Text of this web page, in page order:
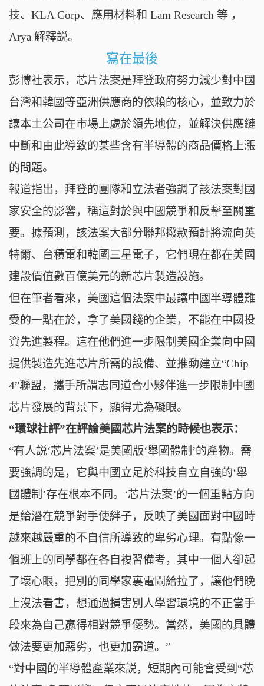
技、KLA Corp、應用材料和 Lam Research 等 ，
Arya 解釋説。
寫在最後
彭博社表示，芯片法案是拜登政府努力減少對中國
台灣和韓國等亞洲供應商的依賴的核心，並致力於
讓本土公司在市場上處於領先地位，並解決供應鏈
中斷和由此導致的某些含有半導體的商品價格上漲
的問題。
報道指出，拜登的團隊和立法者強調了該法案對國
家安全的影響，稱這對於與中國競爭和反擊至關重
要。據預測，該法案大部分聯邦撥款預計將流向英
特爾、台積電和韓國三星電子，它們現在都在美國
建設價值數百億美元的新芯片製造設施。
但在筆者看來，美國這個法案中最讓中國半導體難
受的一點在於，拿了美國錢的企業，不能在中國投
資先進製程。這在他們進一步限制美國企業向中國
提供製造先進芯片所需的設備、並推動建立“Chip
4”聯盟，攜手所謂志同道合小夥伴進一步限制中國
芯片發展的背景下，顯得尤為礙眼。
“環球社評”在評論美國芯片法案的時候也表示：
“有人説‘芯片法案’是美國版‘舉國體制’的產物。需
要強調的是，它與中國立足於科技自立自強的‘舉
國體制’存在根本不同。‘芯片法案’的一個重點方向
是給潛在競爭對手使絆子，反映了美國面對中國時
越來越嚴重的不自信所導致的卑劣心理。有點像一
個班上的同學都在各自複習備考，其中一個人卻起
了壞心眼，把別的同學家裏電閘給拉了，讓他們晚
上沒法看書，想通過損害別人學習環境的不正當手
段來為自己贏得相對競爭優勢。當然，美國的具體
做法要更加惡劣，也更加霸道。”
“對中國的半導體產業來説，短期內可能會受到“芯